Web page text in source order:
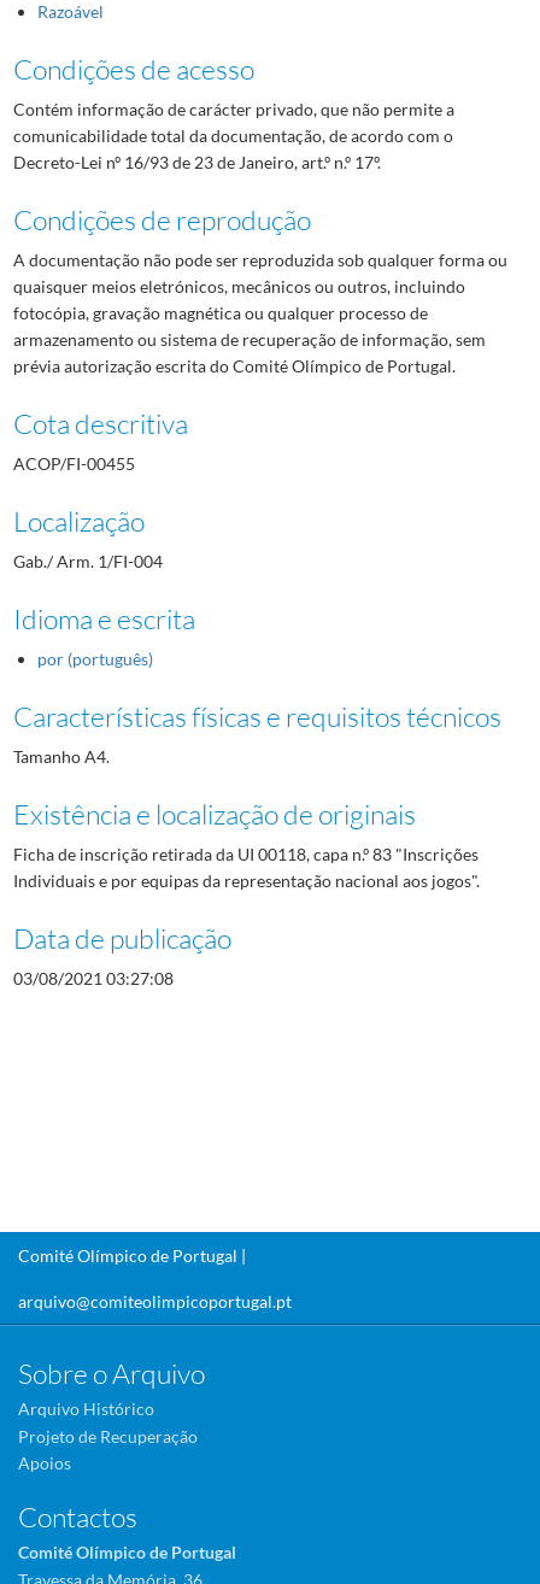
Razoável
Condições de acesso
Contém informação de carácter privado, que não permite a
comunicabilidade total da documentação, de acordo com o
Decreto-Lei nº 16/93 de 23 de Janeiro, art.º n.º 17º.
Condições de reprodução
A documentação não pode ser reproduzida sob qualquer forma ou
quaisquer meios eletrónicos, mecânicos ou outros, incluindo
fotocópia, gravação magnética ou qualquer processo de
armazenamento ou sistema de recuperação de informação, sem
prévia autorização escrita do Comité Olímpico de Portugal.
Cota descritiva
ACOP/FI-00455
Localização
Gab./ Arm. 1/FI-004
Idioma e escrita
por (português)
Características físicas e requisitos técnicos
Tamanho A4.
Existência e localização de originais
Ficha de inscrição retirada da UI 00118, capa n.º 83 "Inscrições
Individuais e por equipas da representação nacional aos jogos".
Data de publicação
03/08/2021 03:27:08
Comité Olímpico de Portugal |
arquivo@comiteolimpicoportugal.pt
Sobre o Arquivo
Arquivo Histórico
Projeto de Recuperação
Apoios
Contactos
Comité Olímpico de Portugal
Travessa da Memória, 36